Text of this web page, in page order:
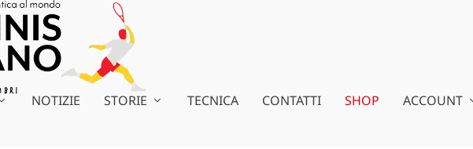
NOTIZIE STORIE TECNICA CONTATTI SHOP ACCOUNT